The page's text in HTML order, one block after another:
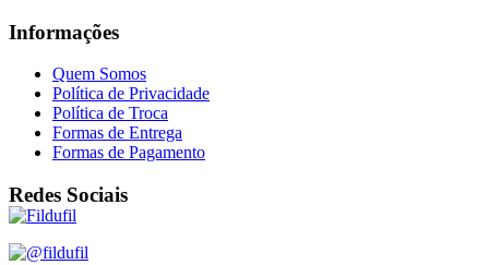
Informações
Quem Somos
Política de Privacidade
Política de Troca
Formas de Entrega
Formas de Pagamento
Redes Sociais